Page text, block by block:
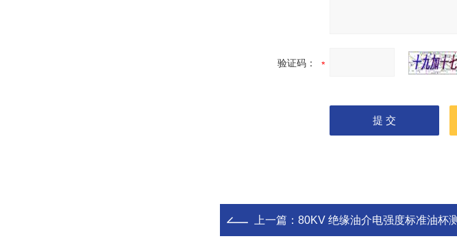
验证码：
上一篇： 80KV 绝缘油介电强度标准油杯